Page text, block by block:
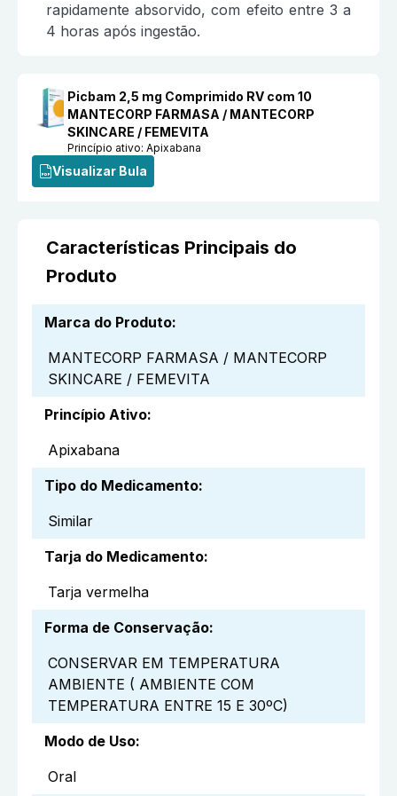
rapidamente absorvido, com efeito entre 3 a
4 horas após ingestão.
Picbam 2,5 mg Comprimido RV com 10
MANTECORP FARMASA / MANTECORP
SKINCARE / FEMEVITA
Princípio ativo:Apixabana
Visualizar Bula
Características Principais do
Produto
Marca do Produto:
MANTECORP FARMASA / MANTECORP
SKINCARE / FEMEVITA
Princípio Ativo:
Apixabana
Tipo do Medicamento:
Similar
Tarja do Medicamento:
Tarja vermelha
Forma de Conservação:
CONSERVAR EM TEMPERATURA
AMBIENTE ( AMBIENTE COM
TEMPERATURA ENTRE 15 E 30ºC)
Modo de Uso:
Oral